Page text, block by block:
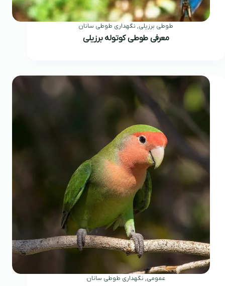
طوطی برزیلی, نگهداری طوطی سانان
معرفی طوطی کوتوله برزیلی
عمومی, نگهداری طوطی سانان